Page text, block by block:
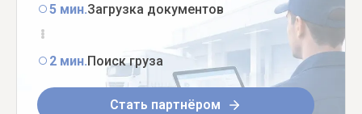
5 мин.Загрузка документов
2 мин.Поиск груза
Стать партнёром